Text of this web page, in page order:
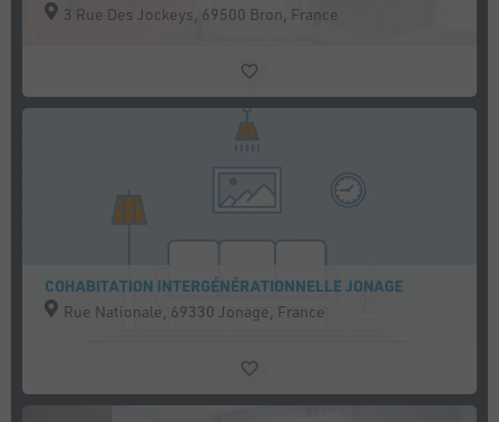
3 Rue Des Jockeys, 69500 Bron, France
COHABITATION INTERGÉNÉRATIONNELLE JONAGE
Rue Nationale, 69330 Jonage, France